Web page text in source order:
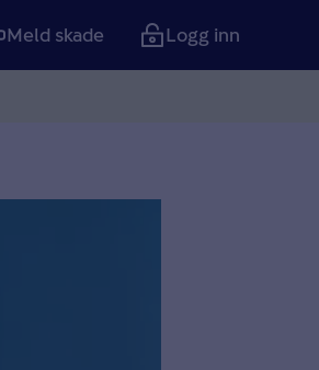
Meld skade Logg inn